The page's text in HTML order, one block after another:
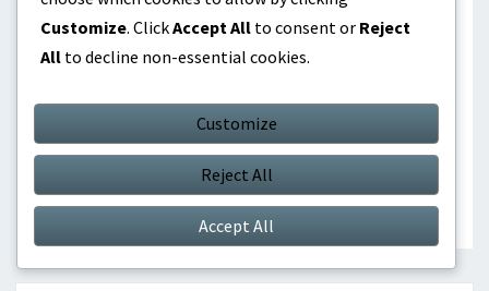
Save my name, email, and website in this
browser for the next time I comment.
Customize. ClickAccept All to consent or Reject
All to decline non-essential cookies.
Customize
Reject All
Accept All